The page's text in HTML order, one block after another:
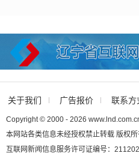
关于我们 广告报价 联系方
Copyright © 2000 - 2026
本网站各类信息未经授权禁止转载 版权
互联网新闻信息服务许可证编号：